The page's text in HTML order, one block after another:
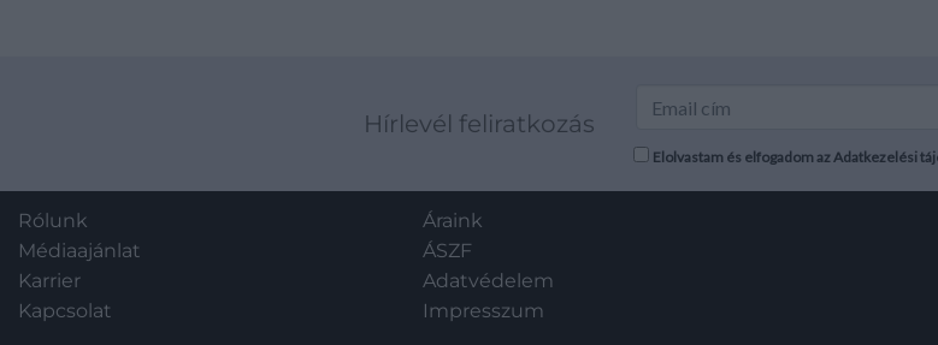
Hírlevél feliratkozás
Elolvastam és elfogadom az Adatkezelési
Rólunk
Médiaajánlat
Karrier
Kapcsolat
Áraink
ÁSZF
Adatvédelem
Impresszum